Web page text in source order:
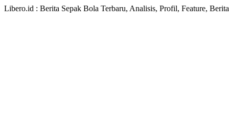
Libero.id : Berita Sepak Bola Terbaru, Analisis, Profil, Feature,